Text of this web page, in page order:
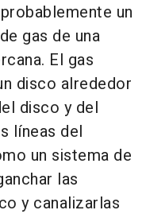
un
gas de una
El gas
disco alrededor
disco y del
líneas del
un sistema de
las
y canalizarlas